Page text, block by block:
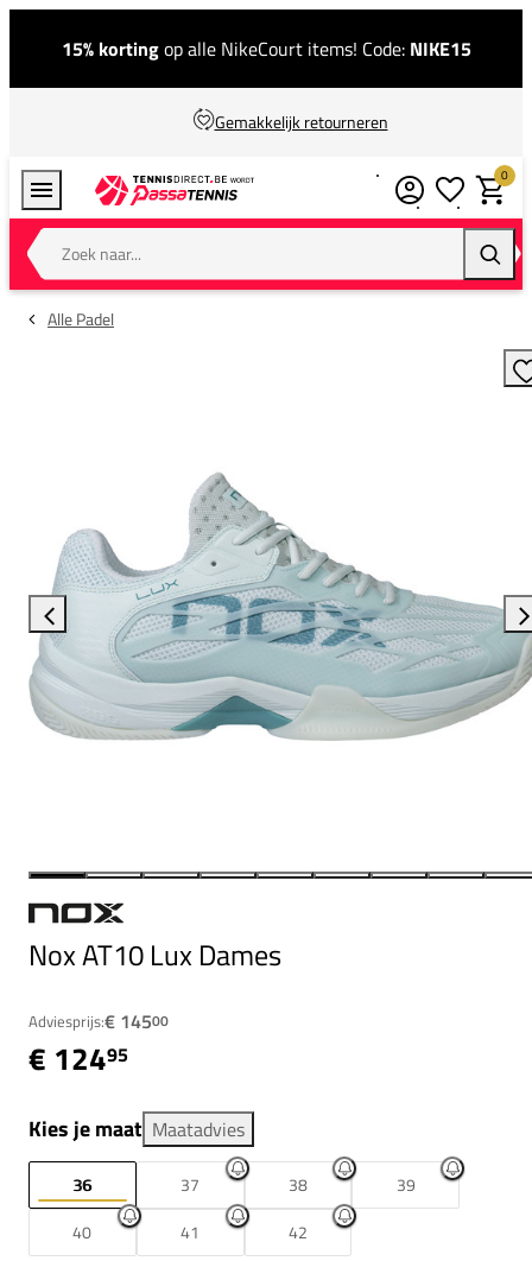
15% kortingop alle NikeCourt items! Code: NIKE15
Gemakkelijk retourneren
Zoek naar...
0
Alle Padel
Nox AT10 Lux Dames
Adviesprijs:€ 14500
€ 12495
Kies je maat Maatadvies
36 37 38
39
40
41 42